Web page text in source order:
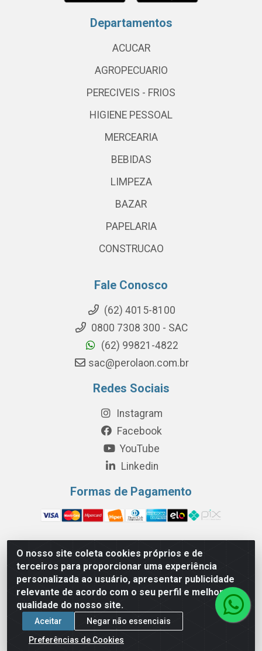
O nosso site coleta cookies próprios e de
terceiros para proporcionar uma experiência
personalizada ao usuário, apresentar publicidade
relevante de acordo com o seu perfil e melhorar a
qualidade do nosso site.
Aceitar
Negar não essenciais
Preferências de Cookies
Departamentos
ACUCAR
AGROPECUARIO
PERECIVEIS - FRIOS
HIGIENE PESSOAL
MERCEARIA
BEBIDAS
LIMPEZA
BAZAR
PAPELARIA
CONSTRUCAO
Fale Conosco
(62) 4015-8100
0800 7308 300 - SAC
(62) 99821-4822
sac@perolaon.com.br
Redes Sociais
Instagram
Facebook
YouTube
Linkedin
Formas de Pagamento
Perola Distribuição e Logística S/A - Av. Anhanguera km 24 N°
200 Bloco 12-A -Jardim Jaraguá, São Paulo/SP - Cep 05.275-
000 - CNPJ 06.204.131/0001-77